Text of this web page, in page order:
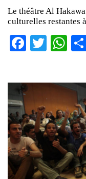
Le théâtre Al
culturelles restantes